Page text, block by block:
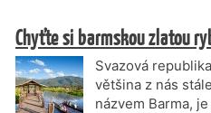
Chyťte si barmskou zlatou
Svazová
většina z nás
názvem Barma,